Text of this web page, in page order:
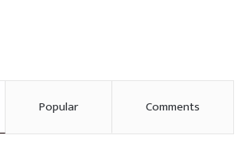
Popular Comments